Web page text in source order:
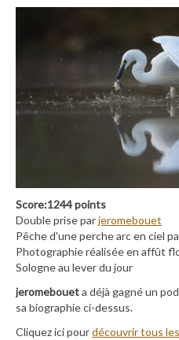
Score:1244 points
Double prise parjeromebouet
Pêche d'une perche arc en ciel
Photographie réalisée en affût
Sologne au lever du jour
jeromeboueta déjà gagné un
sa biographie ci-dessus.
Cliquez ici pourdécouvrir tous les